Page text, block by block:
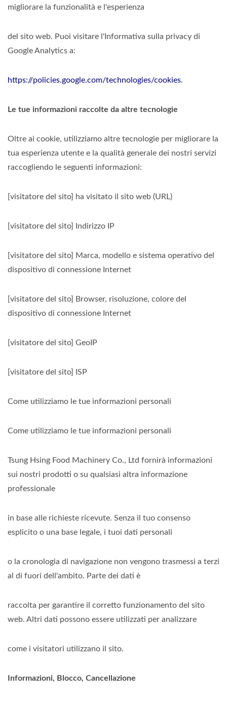
migliorare la funzionalità e l'esperienza
del sito web. Puoi visitare l'Informativa sulla privacy di
Google Analytics a:
https://policies.google.com/technologies/cookies.
Le tue informazioni raccolte da altre tecnologie
Oltre ai cookie, utilizziamo altre tecnologie per migliorare la
tua esperienza utente e la qualità generale dei nostri servizi
raccogliendo le seguenti informazioni:
[visitatore del sito] ha visitato il sito web (URL)
[visitatore del sito] Indirizzo IP
[visitatore del sito] Marca, modello e sistema operativo del
dispositivo di connessione Internet
[visitatore del sito] Browser, risoluzione, colore del
dispositivo di connessione Internet
[visitatore del sito] GeoIP
[visitatore del sito] ISP
Come utilizziamo le tue informazioni personali
Come utilizziamo le tue informazioni personali
Tsung Hsing Food Machinery Co., Ltd fornirà informazioni
sui nostri prodotti o su qualsiasi altra informazione
professionale
in base alle richieste ricevute. Senza il tuo consenso
esplicito o una base legale, i tuoi dati personali
o la cronologia di navigazione non vengono trasmessi a terzi
al di fuori dell'ambito. Parte dei dati è
raccolta per garantire il corretto funzionamento del sito
web. Altri dati possono essere utilizzati per analizzare
come i visitatori utilizzano il sito.
Informazioni, Blocco, Cancellazione